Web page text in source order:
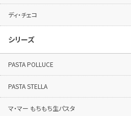
ディ・チェコ
シリーズ
PASTA POLLUCE
PASTA STELLA
マ・マー もちもち生パスタ